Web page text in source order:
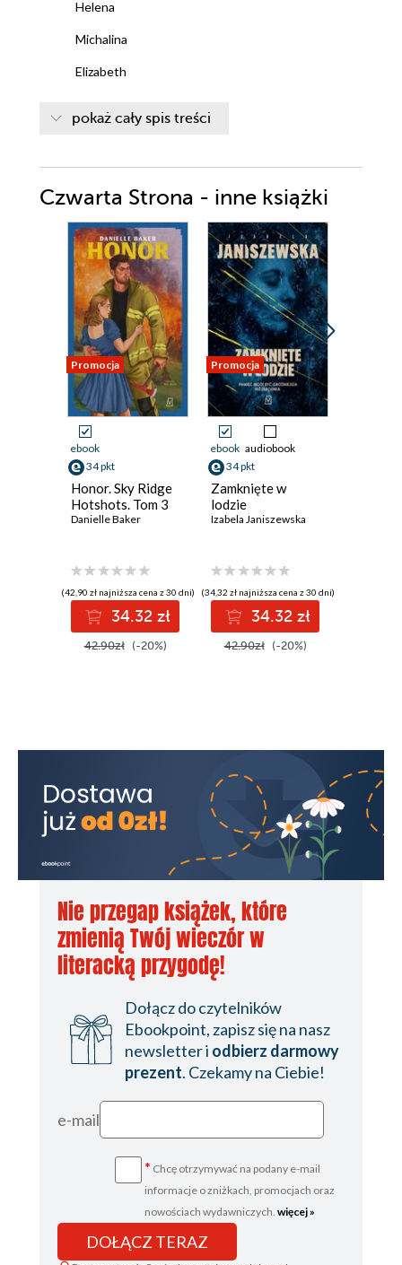
Helena
Michalina
Elizabeth
Michalina
Elizabeth
Michalina
Jakub
Michalina
Elizabeth
Jakub
Helena
Michalina
Jakub
Elizabeth
Michalina
Michalina
Michalina
Od autorki
pokaż cały spis treści
Czwarta Strona - inne książki
Promocja
ebook
34 pkt
Honor. Sky Ridge
Hotshots. Tom 3
Danielle Baker
(42,90 zł najniższa cena z 30 dni)
34.32 zł
42.90zł (-20%)
Promocja
ebook audiobook
34 pkt
Zamknięte w
lodzie
Izabela Janiszewska
(34,32 zł najniższa cena z 30 dni)
34.32 zł
42.90zł (-20%)
Nie przegap książek, które
zmienią Twój wieczór w
literacką przygodę!
Dołącz do czytelników
Ebookpoint, zapisz się na nasz
newsletter i odbierz darmowy
prezent. Czekamy na Ciebie!
e-mail
* Chcę otrzymywać na podany e-mail
informacje o zniżkach, promocjach oraz
nowościach wydawniczych. więcej »
DOŁĄCZ TERAZ